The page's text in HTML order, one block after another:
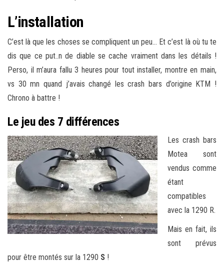
L’installation
C’est là que les choses se compliquent un peu… Et c’est là où tu te
dis que ce put..n de diable se cache vraiment dans les détails !
Perso, il m’aura fallu 3 heures pour tout installer, montre en main,
vs 30 mn quand j’avais changé les crash bars d’origine KTM !
Chrono à battre !
Le jeu des 7 différences
Les crash bars
Motea sont
vendus comme
étant
compatibles
avec la 1290 R.
Mais en fait, ils
sont prévus
pour être montés sur la 1290 S !